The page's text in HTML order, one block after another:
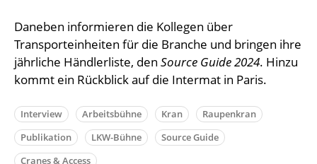
Daneben informieren die Kollegen über
Transporteinheiten für die Branche und bringen ihre
jährliche Händlerliste, den Source Guide 2024. Hinzu
kommt ein Rückblick auf die Intermat in Paris.
Interview Arbeitsbühne Kran
Raupenkran
Publikation
LKW-Bühne
Source Guide
Cranes & Access